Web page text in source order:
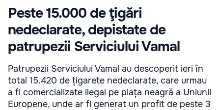
Peste 15.000 de ţigări
nedeclarate, depistate de
patrupezii Serviciului Vamal
Patrupezii Serviciului Vamal au descoperit ieri în
total 15.420 de țigarete nedeclarate, care urmau
a fi comercializate ilegal pe piața neagră a Uniunii
Europene, unde ar fi generat un profit de peste 3